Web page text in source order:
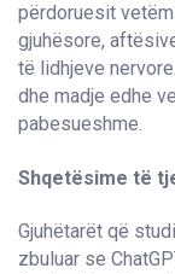
përdoruesit
gjuhësore,
të lidhjeve
dhe madje edhe
pabesueshme.
Shqetësime të
Gjuhëtarët që
zbuluar se